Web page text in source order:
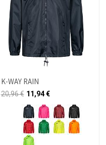
K-WAY RAIN
20,96€ 11,94€